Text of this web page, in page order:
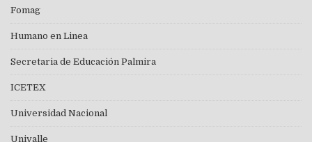
Fomag
Humano en Linea
Secretaria de Educación Palmira
ICETEX
Universidad Nacional
Univalle